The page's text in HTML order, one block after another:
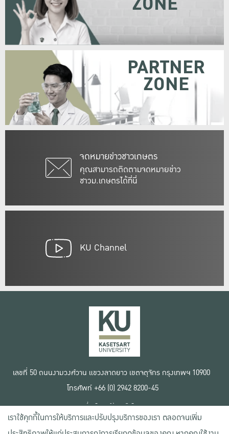
จดหมายข่าวชาวเกษตร
คุณสามารถติดตามจดหมายข่าว
ชาวม.เกษตรได้ที่นี่
PARTNER
ZONE
KU Channel
เลขที่ 50 ถนนงามวงศ์วาน แขวงลาดยาว เขตจตุจักร กรุงเทพฯ 10900
โทรศัพท์ +66 (0) 2942 8200-45
เงื่อนไขการใช้งานเว็บไซต์
ข้อตกลงด้านสิทธิ์ใช้งาน
นโยบายความเป็นส่วนตัว
เราใช้คุกกี้ในการให้บริการและปรับปรุงบริการของเรา ตลอดจนเพิ่ม